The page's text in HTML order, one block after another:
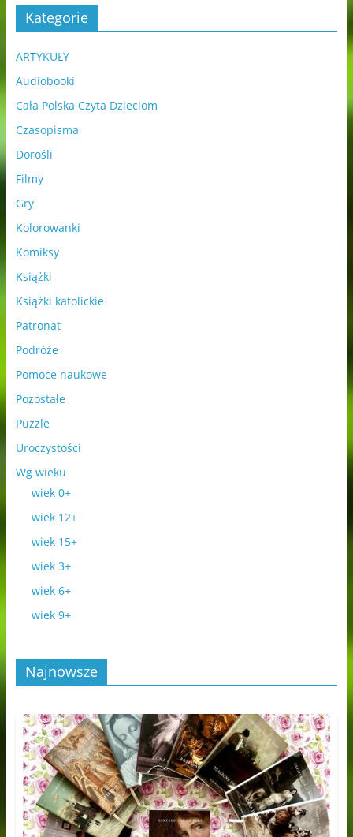
Kategorie
ARTYKUŁY
Audiobooki
Cała Polska Czyta Dzieciom
Czasopisma
Dorośli
Filmy
Gry
Kolorowanki
Komiksy
Książki
Książki katolickie
Patronat
Podróże
Pomoce naukowe
Pozostałe
Puzzle
Uroczystości
Wg wieku
wiek 0+
wiek 12+
wiek 15+
wiek 3+
wiek 6+
wiek 9+
Najnowsze